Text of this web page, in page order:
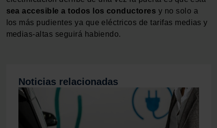
sea accesible a todos los conductores y no solo a
los más pudientes ya que eléctricos de tarifas medias y
medias-altas seguirá habiendo.
Noticias relacionadas